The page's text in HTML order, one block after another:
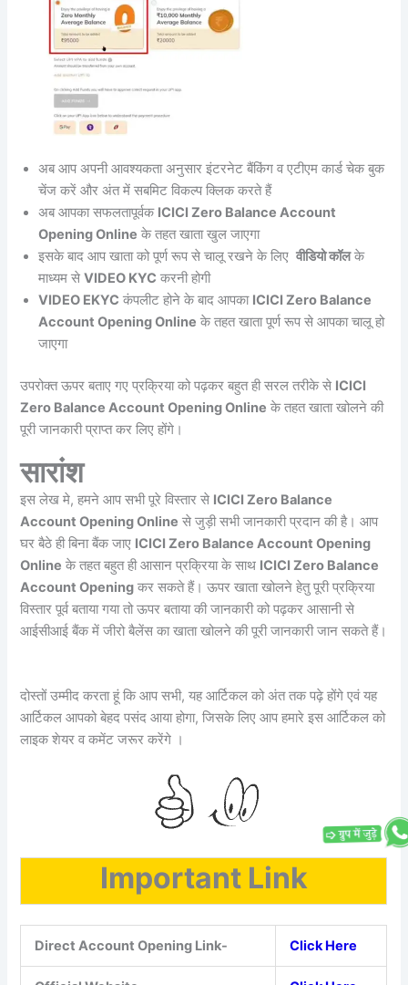
अब आप अपनी आवश्यकता अनुसार इंटरनेट बैंकिंग व एटीएम कार्ड चेक बुक
चेंज करें और अंत में सबमिट विकल्प क्लिक करते हैं
अब आपका सफलतापूर्वक ICICI Zero Balance Account
Opening Online के तहत खाता खुल जाएगा
इसके बाद आप खाता को पूर्ण रूप से चालू रखने के लिएवीडियो कॉलके
माध्यम सेVIDEO KYC करनी होगी
VIDEO EKYC कंपलीट होने के बाद आपका ICICI Zero Balance
Account Opening Online के तहत खाता पूर्ण रूप से आपका चालू हो
जाएगा
उपरोक्त ऊपर बताए गए प्रक्रिया को पढ़कर बहुत ही सरल तरीके से ICICI
Zero Balance Account Opening Online के तहत खाता खोलने की
पूरी जानकारी प्राप्त कर लिए होंगे।
सारांश
इस लेख मे, हमने आप सभी पूरे विस्तार से ICICI Zero Balance
Account Opening Online से जुड़ी सभी जानकारी प्रदान की है। आप
घर बैठे ही बिना बैंक जाए ICICI Zero Balance Account Opening
Online के तहत बहुत ही आसान प्रक्रिया के साथ ICICI Zero Balance
Account Opening कर सकते हैं। ऊपर खाता खोलने हेतु पूरी प्रक्रिया
विस्तार पूर्व बताया गया तो ऊपर बताया की जानकारी को पढ़कर आसानी से
आईसीआई बैंक में जीरो बैलेंस का खाता खोलने की पूरी जानकारी जान सकते हैं।
दोस्तों उम्मीद करता हूं कि आप सभी, यह आर्टिकल को अंत तक पढ़े होंगे एवं यह
आर्टिकल आपको बेहद पसंद आया होगा, जिसके लिए आप हमारे इस आर्टिकल को
लाइक शेयर व कमेंट जरूर करेंगे ।
Important Link
Direct Account Opening Link- Click Here